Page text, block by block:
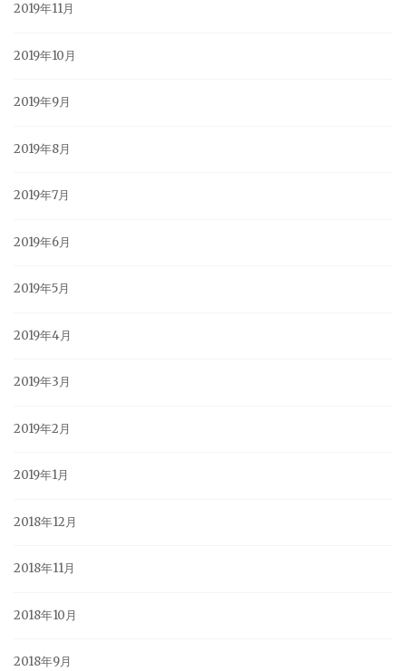
2019年11月
2019年10月
2019年9月
2019年8月
2019年7月
2019年6月
2019年5月
2019年4月
2019年3月
2019年2月
2019年1月
2018年12月
2018年11月
2018年10月
2018年9月